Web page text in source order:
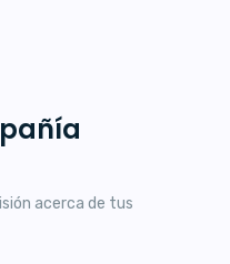
acerca de tus